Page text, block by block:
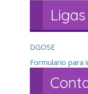
DGOSE
Formulario para